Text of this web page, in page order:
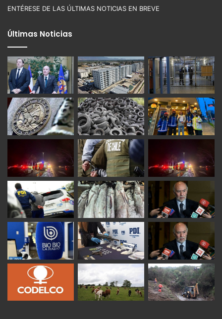
ENTÉRESE DE LAS ÚLTIMAS NOTICIAS EN BREVE
Últimas Noticias